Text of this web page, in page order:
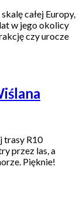
całej Europy,
w jego okolicy
czy urocze
trasy R10
przez las, a
Pięknie!